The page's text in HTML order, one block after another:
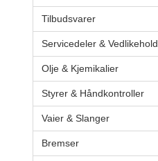
Tilbudsvarer
Servicedeler & Vedlikehold
Olje & Kjemikalier
Styrer & Håndkontroller
Vaier & Slanger
Bremser